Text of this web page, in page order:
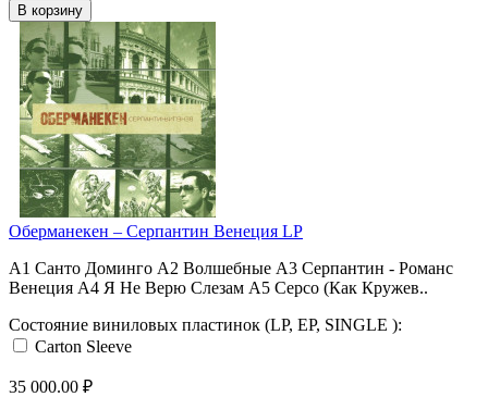
В корзину
Оберманекен ‎– Серпантин Венеция LP
A1 Санто Доминго A2 Волшебные A3 Серпантин - Романс
Венеция A4 Я Не Верю Слезам A5 Серсо (Как Кружев..
Состояние виниловых пластинок (LP, EP, SINGLE ):
Carton Sleeve
35 000.00 ₽